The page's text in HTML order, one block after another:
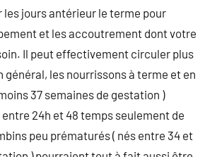
les jours antérieur le terme pour
et les accoutrement dont votre
Il peut effectivement circuler plus
général, les nourrissons à terme et en
37 semaines de gestation )
24h et 48 temps seulement de
peu prématurés ( nés entre 34 et